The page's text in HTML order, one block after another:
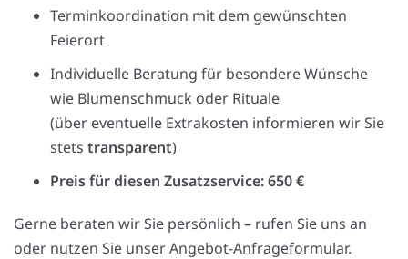
Terminkoordination mit dem gewünschten
Feierort
Individuelle Beratung für besondere Wünsche
wie Blumenschmuck oder Rituale
(über eventuelle Extrakosten informieren wir Sie
stets transparent)
Preis für diesen Zusatzservice: 650 €
Gerne beraten wir Sie persönlich – rufen Sie uns an
oder nutzen Sie unser Angebot-Anfrageformular.